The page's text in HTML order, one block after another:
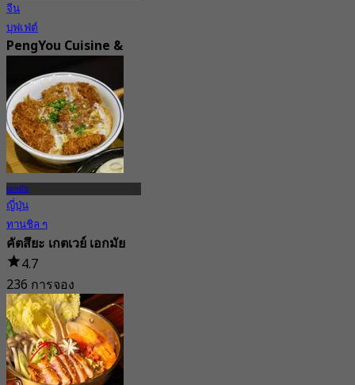
จีน
บุฟเฟ่ต์
PengYou Cuisine &
Ekkamai
4.7
2.5K การจอง
จาก฿ 294.25
เอกมัย
ญี่ปุ่น
ทานชิล ๆ
คัตสึยะ เกตเวย์ เอกมัย
4.7
236 การจอง
จาก฿ 237.5